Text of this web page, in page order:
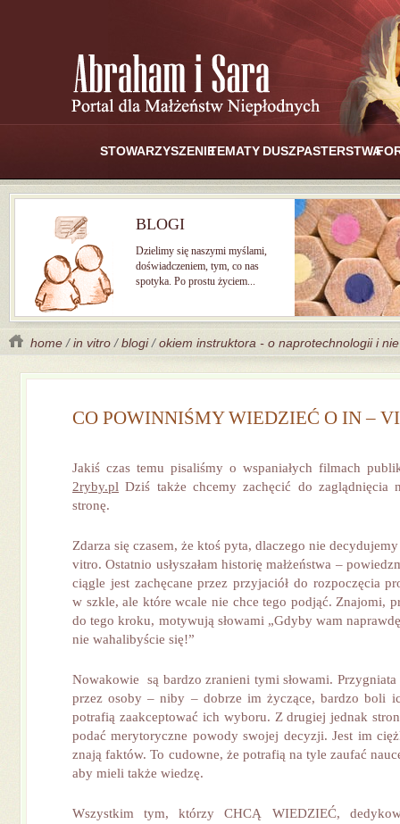
STOWARZYSZENIETEMATY DUSZPASTERSTWA
BLOGI
Dzielimy się naszymi myślami,
doświadczeniem, tym, co nas
spotyka. Po prostu życiem...
home /in vitro /blogi/okiem instruktora - o naprotechnologii i
CO POWINNIŚMY WIEDZIEĆ O IN –
Jakiś czas temu pisaliśmy o wspaniałych filmach
2ryby.pl Dziś także chcemy zachęcić do zaglądnięcia
stronę.
Zdarza się czasem, że ktoś pyta, dlaczego nie
vitro. Ostatnio usłyszałam historię małżeństwa –
ciągle jest zachęcane przez przyjaciół do rozpoczęcia
w szkle, ale które wcale nie chce tego podjąć. Znajomi,
do tego kroku, motywują słowami „Gdyby wam
nie wahalibyście się!”
Nowakowie są bardzo zranieni tymi słowami.
przez osoby – niby – dobrze im życzące, bardzo boli
potrafią zaakceptować ich wyboru. Z drugiej jednak
podać merytoryczne powody swojej decyzji. Jest im
znają faktów. To cudowne, że potrafią na tyle zaufać
aby mieli także wiedzę.
Wszystkim tym, którzy CHCĄ WIEDZIEĆ,